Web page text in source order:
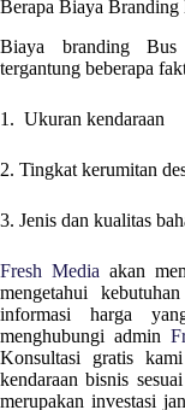
Berapa Biaya Branding
Biaya branding Bus
tergantung beberapa
1. Ukuran kendaraan
2. Tingkat kerumitan
3. Jenis dan kualitas
Fresh Media akan
mengetahui
informasi harga
menghubungi admin
Konsultasi gratis
kendaraan bisnis
merupakan investasi